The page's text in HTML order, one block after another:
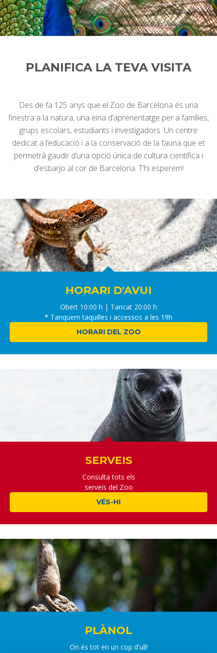
PLANIFICA LA TEVA VISITA
Des de fa 125 anys que el Zoo de Barcelona és una
finestra a la natura, una eina d’aprenentatge per a famílies,
grups escolars, estudiants i investigadors. Un centre
dedicat a l’educació i a la conservació de la fauna que et
permetrà gaudir d’una opció única de cultura científica i
d’esbarjo al cor de Barcelona. T’hi esperem!
HORARI D'AVUI
Obert 10:00 h | Tancat 20:00 h
* Tanquem taquilles i accessos a les 19h
HORARI DEL ZOO
SERVEIS
Consulta tots els
serveis del Zoo
VÉS-HI
PLÀNOL
On és tot en un cop d'ull!